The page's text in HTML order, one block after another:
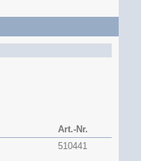
Art.-Nr.
510441